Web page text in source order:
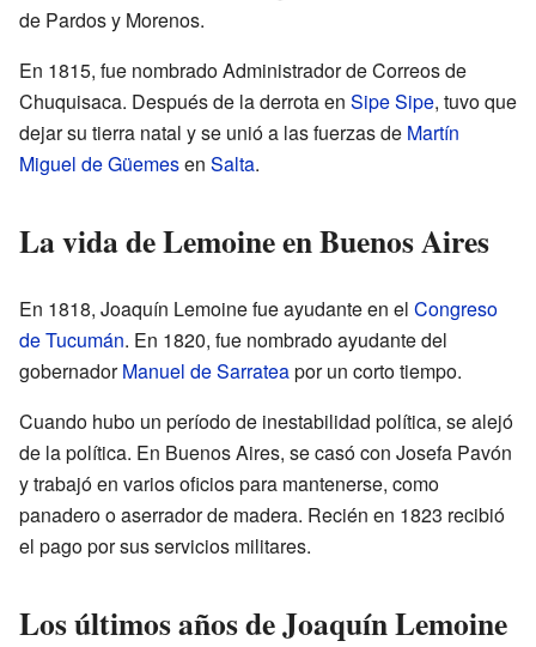
de Pardos y Morenos.
En 1815, fue nombrado Administrador de Correos de
Chuquisaca. Después de la derrota en Sipe Sipe, tuvo que
dejar su tierra natal y se unió a las fuerzas de Martín
Miguel de Güemesen Salta.
La vida de Lemoine en Buenos Aires
En 1818, Joaquín Lemoine fue ayudante en el Congreso
de Tucumán. En 1820, fue nombrado ayudante del
gobernadorManuel de Sarrateapor un corto tiempo.
Cuando hubo un período de inestabilidad política, se alejó
de la política. En Buenos Aires, se casó con Josefa Pavón
y trabajó en varios oficios para mantenerse, como
panadero o aserrador de madera. Recién en 1823 recibió
el pago por sus servicios militares.
Los últimos años de Joaquín Lemoine